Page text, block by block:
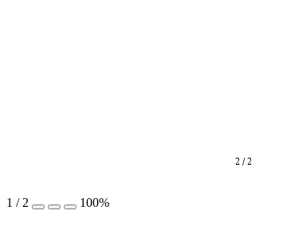
2 / 2
1 / 2 100%